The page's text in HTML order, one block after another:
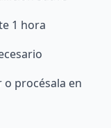
1 hora
o procésala en